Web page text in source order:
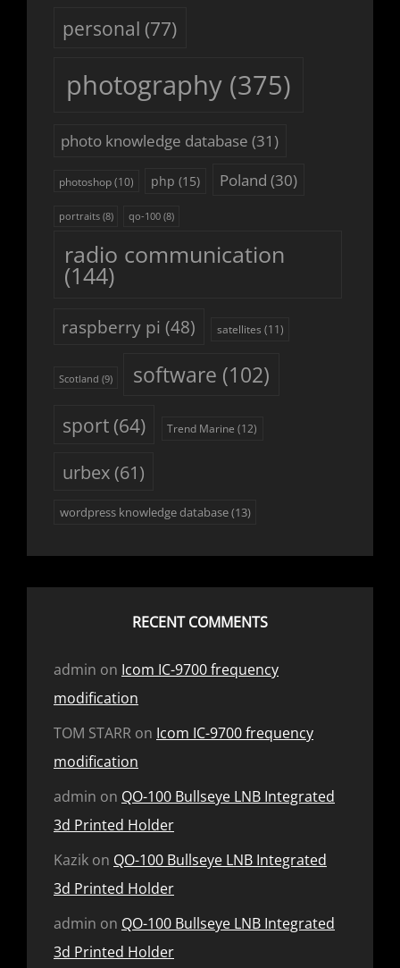
personal (77)
photography(375)
photo knowledge database (31)
photoshop (10) php (15) Poland (30)
portraits(8) qo-100(8)
radio communication
(144)
raspberry pi (48) satellites (11)
Scotland (9) software (102)
sport(64) Trend Marine (12)
urbex(61)
wordpress knowledge database(13)
RECENT COMMENTS
admin on Icom IC-9700 frequency
modification
TOM STARR on Icom IC-9700 frequency
modification
admin on QO-100 Bullseye LNB Integrated
3d Printed Holder
Kazik on QO-100 Bullseye LNB Integrated
3d Printed Holder
admin on QO-100 Bullseye LNB Integrated
3d Printed Holder